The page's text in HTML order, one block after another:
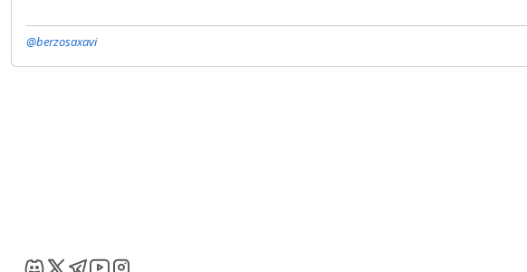
@berzosaxavi